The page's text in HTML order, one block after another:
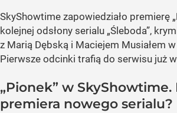
SkyShowtime zapowiedziało premierę
kolejnej odsłony serialu „Śleboda”,
z Marią Dębską i Maciejem Musiałem
Pierwsze odcinki trafią do serwisu już
„Pionek” w SkyShowtime.
premiera nowego serialu?